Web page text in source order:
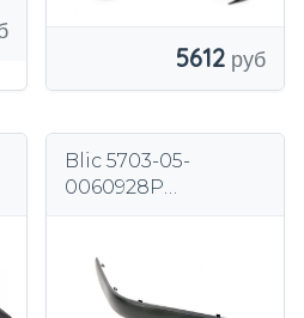
5612
Blic 5703-05-
0060928P
на бампер